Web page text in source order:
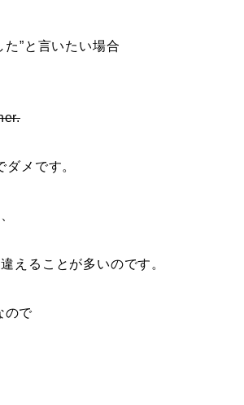
た”と言いたい場合
メです。
えることが多いのです。
ので